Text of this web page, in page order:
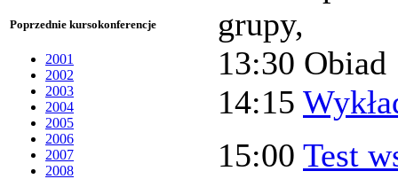
Poprzednie kursokonferencje
2001
2002
2003
2004
2005
2006
2007
2008
grupy,
13:30 Obiad
14:15
15:00 Test